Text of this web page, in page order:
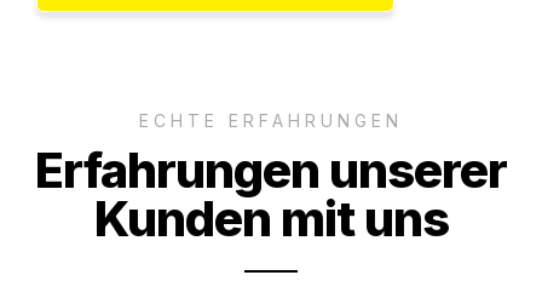
ECHTE ERFAHRUNGEN
Erfahrungen unserer
Kunden mit uns